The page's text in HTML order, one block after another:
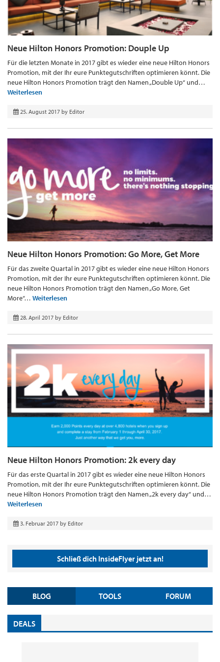
Neue Hilton Honors Promotion: Douple Up
Für die letzten Monate in 2017 gibt es wieder eine neue Hilton Honors
Promotion, mit der Ihr eure Punktegutschriften optimieren könnt. Die
neue Hilton Honors Promotion trägt den Namen „Double Up“ und…
Weiterlesen
25. August 2017 by Editor
Neue Hilton Honors Promotion: Go More, Get More
Für das zweite Quartal in 2017 gibt es wieder eine neue Hilton Honors
Promotion, mit der Ihr eure Punktegutschriften optimieren könnt. Die
neue Hilton Honors Promotion trägt den Namen „Go More, Get
More“… Weiterlesen
28. April 2017 by Editor
Neue Hilton Honors Promotion: 2k every day
Für das erste Quartal in 2017 gibt es wieder eine neue Hilton Honors
Promotion, mit der Ihr eure Punktegutschriften optimieren könnt. Die
neue Hilton Honors Promotion trägt den Namen „2k every day“ und…
Weiterlesen
3. Februar 2017 by Editor
Schließ dich InsideFlyer jetzt an!
BLOG TOOLS FORUM
DEALS